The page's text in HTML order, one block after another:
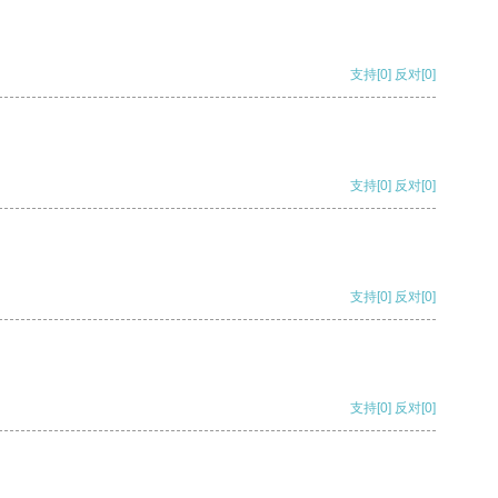
支持[0] 反对[0]
支持[0] 反对[0]
支持[0] 反对[0]
支持[0] 反对[0]